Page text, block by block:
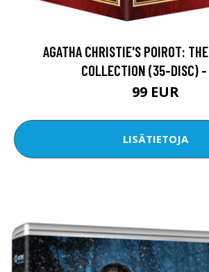
AGATHA CHRISTIE'S POIROT:
COLLECTION (35-DISC) -
99 EUR
LISÄTIETOJA